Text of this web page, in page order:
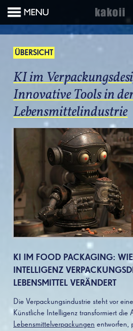
ÜBERSICHT
KI im
Innovative Tools in
Lebensmittelindustrie
KI IM FOOD PACKAGING:
INTELLIGENZ
LEBENSMITTEL VERÄNDERT
Die Verpackungsindustrie steht vor
Künstliche Intelligenz transformiert die
Lebensmittelverpackungen entworfen,